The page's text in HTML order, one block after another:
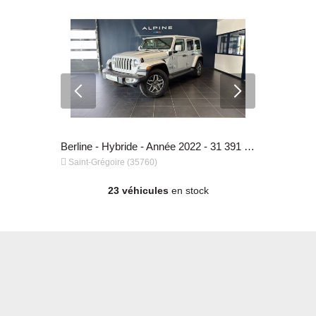
Berline - Hybride - Année 2022 - 31 391 km, 47 990 €
 Saint-Grégoire (35760)
23 véhiculesen stock